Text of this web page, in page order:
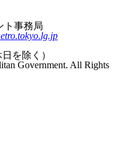
ト事務局
を除く）
Government. All Rights